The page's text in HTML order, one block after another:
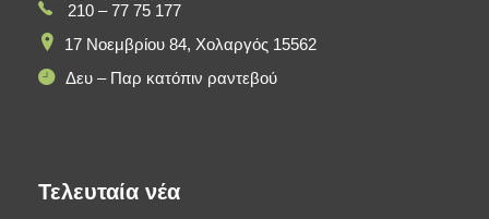
210 – 77 75 177
17 Νοεμβρίου 84, Χολαργός 15562
Δευ – Παρ κατόπιν ραντεβού
Τελευταία νέα